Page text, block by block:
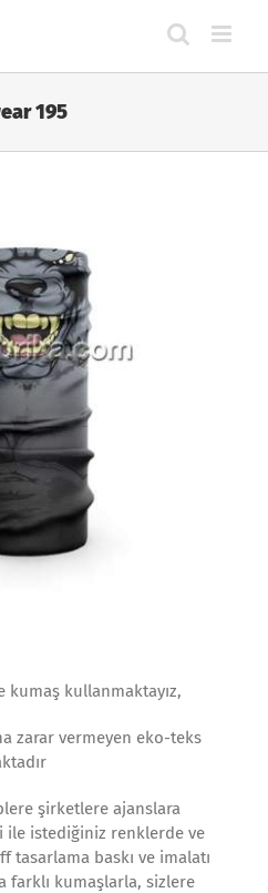
195
kumaş kullanmaktayız,
zarar vermeyen eko-teks
şirketlere ajanslara
ile istediğiniz renklerde ve
tasarlama baskı ve imalatı
farklı kumaşlarla, sizlere